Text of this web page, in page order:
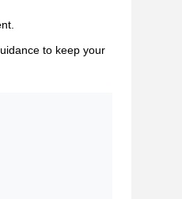
to keep your